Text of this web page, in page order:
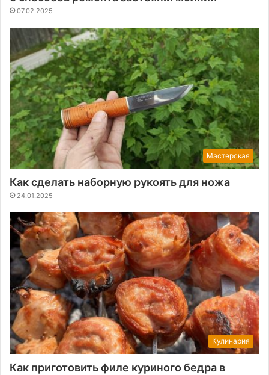
07.02.2025
Мастерская
Как сделать наборную рукоять для ножа
24.01.2025
Кулинария
Как приготовить филе куриного бедра в